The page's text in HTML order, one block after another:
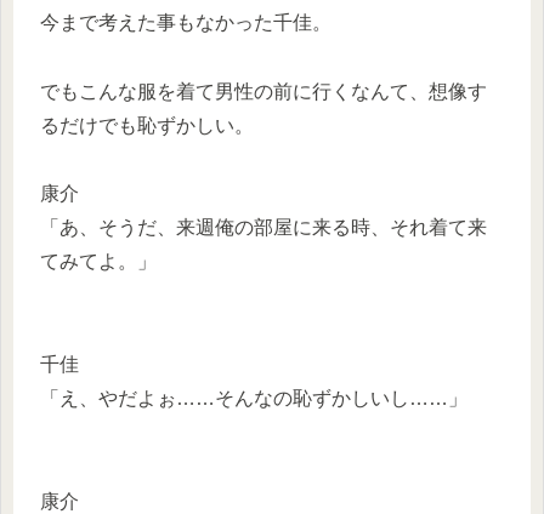
今まで考えた事もなかった千佳。
でもこんな服を着て男性の前に行くなんて、想像す
るだけでも恥ずかしい。
康介
「あ、そうだ、来週俺の部屋に来る時、それ着て来
てみてよ。」
千佳
「え、やだよぉ……そんなの恥ずかしいし……」
康介